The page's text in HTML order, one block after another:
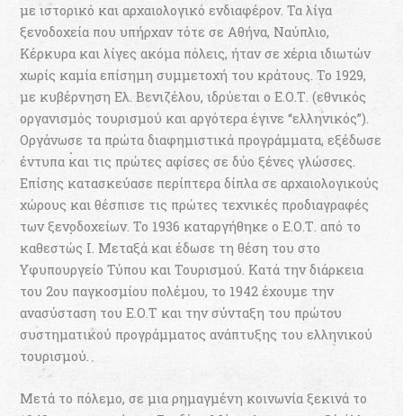
με ιστορικό και αρχαιολογικό ενδιαφέρον. Τα λίγα
ξενοδοχεία που υπήρχαν τότε σε Αθήνα, Ναύπλιο,
Κέρκυρα και λίγες ακόμα πόλεις, ήταν σε χέρια ιδιωτών
χωρίς καμία επίσημη συμμετοχή του κράτους. Το 1929,
με κυβέρνηση Ελ. Βενιζέλου, ιδρύεται ο Ε.Ο.Τ. (εθνικός
οργανισμός τουρισμού και αργότερα έγινε “ελληνικός”).
Οργάνωσε τα πρώτα διαφημιστικά προγράμματα, εξέδωσε
έντυπα και τις πρώτες αφίσες σε δύο ξένες γλώσσες.
Επίσης κατασκεύασε περίπτερα δίπλα σε αρχαιολογικούς
χώρους και θέσπισε τις πρώτες τεχνικές προδιαγραφές
των ξενοδοχείων. Το 1936 καταργήθηκε ο Ε.Ο.Τ. από το
καθεστώς Ι. Μεταξά και έδωσε τη θέση του στο
Υφυπουργείο Τύπου και Τουρισμού. Κατά την διάρκεια
του 2ου παγκοσμίου πολέμου, το 1942 έχουμε την
ανασύσταση του Ε.Ο.Τ και την σύνταξη του πρώτου
συστηματικού προγράμματος ανάπτυξης του ελληνικού
τουρισμού.
Μετά το πόλεμο, σε μια ρημαγμένη κοινωνία ξεκινά το